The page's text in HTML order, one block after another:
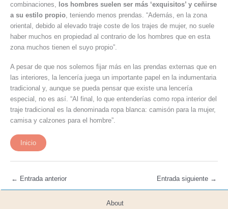
combinaciones, los hombres suelen ser más ‘exquisitos’ y ceñirse
a su estilo propio, teniendo menos prendas. “Además, en la zona
oriental, debido al elevado traje coste de los trajes de mujer, no suele
haber muchos en propiedad al contrario de los hombres que en esta
zona muchos tienen el suyo propio”.
A pesar de que nos solemos fijar más en las prendas externas que en
las interiores, la lencería juega un importante papel en la indumentaria
tradicional y, aunque se pueda pensar que existe una lencería
especial, no es así. “Al final, lo que entenderías como ropa interior del
traje tradicional es la denominada ropa blanca: camisón para la mujer,
camisa y calzones para el hombre”.
Inicio
← Entrada anterior Entrada siguiente →
About